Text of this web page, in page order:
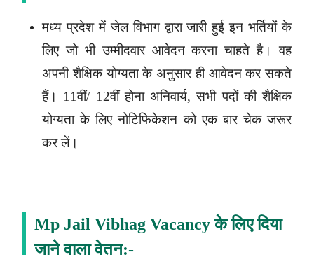
मध्य प्रदेश मेंजेल विभागद्वारा जारी हुई इन भर्तियों के
लिए जो भी उम्मीदवार आवेदन करना चाहते है। वह
अपनी शैक्षिक योग्यता के अनुसार ही आवेदन कर सकते
हैं। 11वीं/ 12वीं होना अनिवार्य, सभी पदों की शैक्षिक
योग्यता के लिए नोटिफिकेशन को एक बार चेक जरूर
कर लें।
Mp Jail Vibhag Vacancyके लिए दिया
जाने वाला वेतन:-